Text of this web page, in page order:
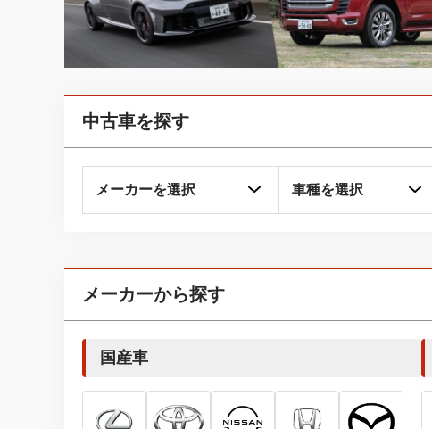
中古車を探す
メーカーから探す
国産車